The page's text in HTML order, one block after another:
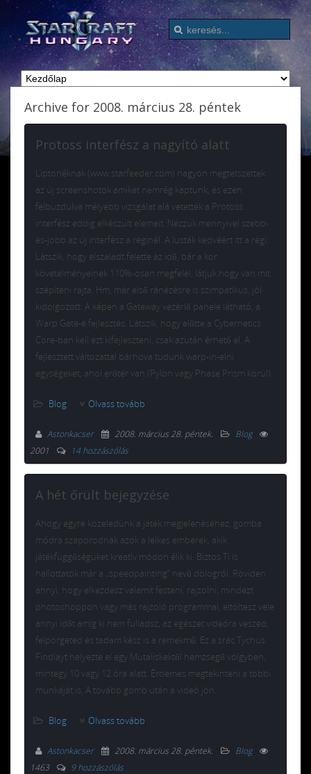
Archive for 2008. március 28. péntek
Protoss interfész a nagyító alatt
Liptonéknak (www.starfeeder.com) nagyon megtetszettek
az új screenshotok amiket nemrég kaptunk, és ezen
felbuzdulva mélyebb vizsgálat alá vetették a Protoss
interfész eddig elkészült elemeit. Nézzük mennyivel szebb-
és-jobb az új interfész a réginél. A lusták kedvéért itt a régi:
Látszik, hogy elszaladt felette az idő, bár a kor
követelményeinek 110%-osan megfelel, látjuk hogy van mit
szépíteni rajta. Hm, már első ránézésre is szimpatikus, jól
kidolgozott. A képen a Gateway vezérlő panele látható, a
Warp Gate-é fejlesztés. Látszik, hogy előtte a Cybernetics
Core-ban kell ezt kifejleszteni, csak azután érhető el. A
fejlesztett változattal bárhova tudunk warp-in-elni
egységeket, ahol erőtér van (Pylon vagy Phase Prism körül).
Blog Olvass tovább
Astonkacser 2008. március 28. péntek.
Blog
2001
14 hozzászólás
A hét őrült bejegyzése
Ahogy egyre közeledünk a játék megjelenéséhez, gomba
módra szaporodnak azok a lelkes emberek, akik
játékfüggőségüket kreatív módon élik ki. Biztos Ti is
hallottatok már a „speedpainting” nevű dologról. Röviden
annyi, hogy elkezdesz valamit festeni, rajzolni, mindezt
photoshoppon vagy más rajzoló programmal, eltöltesz vele
annyi időt amíg ki nem fulladsz, az egészet videóra veszed,
felpörgeted és tadam kész is a remekmű. Ez a srác Tychus
Findlayt helyezte el egy Mutaliskektől hemzsegő völgyben,
mintegy 10 vagy 12 óra alatt. Érdemes megtekinteni a többi
munkáját is. A tovább gomb után a videó jön.
Blog Olvass tovább
Astonkacser 2008. március 28. péntek.
Blog
1463
9 hozzászólás